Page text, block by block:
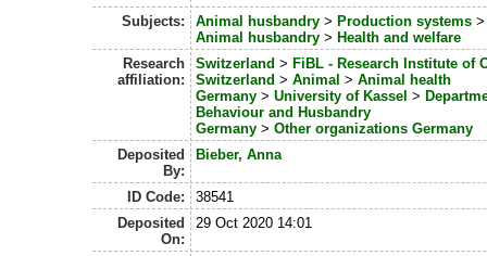
Subjects:
Animal husbandry> Production systems
Animal husbandry> Health and welfare
Research
affiliation:
Switzerland > FiBL - Research Institute of
Switzerland > Animal > Animal health
Germany> University of Kassel >
Behaviour and Husbandry
Germany> Other organizations Germany
Deposited
By:
Bieber, Anna
ID Code:
38541
Deposited
On:
29 Oct 2020 14:01